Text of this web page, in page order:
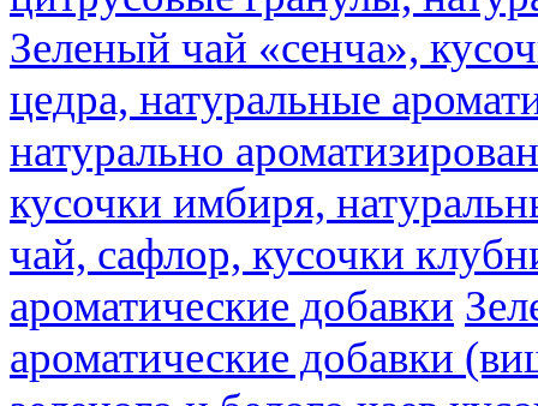
Зеленый чай «сенча»,
цедра, натуральные
натурально
кусочки имбиря,
чай, сафлор, кусочки
ароматические добавки
ароматические добавки